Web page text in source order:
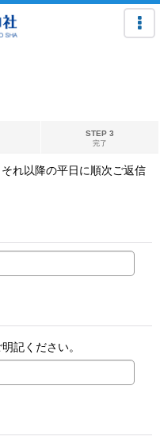
STEP 3
完了
れ以降の平日に順次ご返信
記ください。